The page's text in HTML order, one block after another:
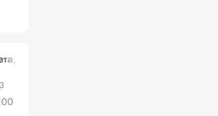
акб и кабеля (пункты по всей Москве)